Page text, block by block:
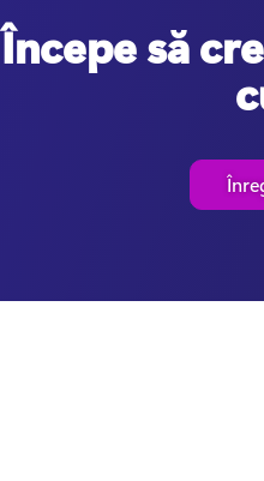
Începe să